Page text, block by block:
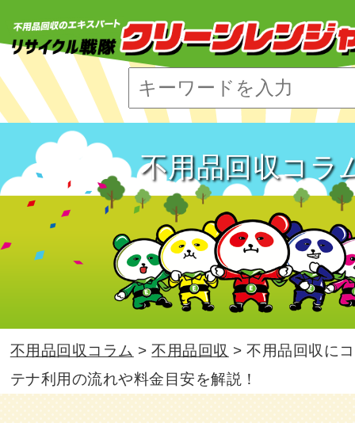
不用品回収コラ
不用品回収コラム >不用品回収 >不用品回収に
テナ利用の流れや料金目安を解説！
エコレ
引っ
遺品
ゴミ